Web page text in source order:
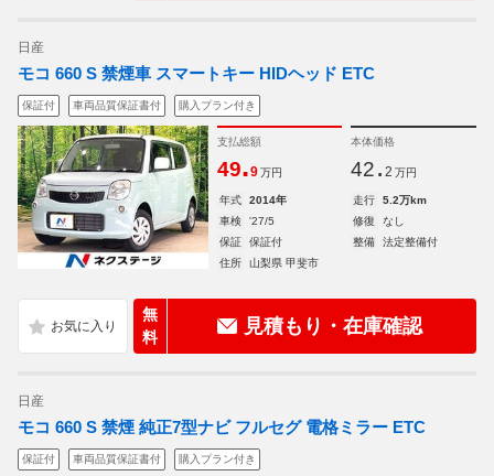
日産
モコ 660 S 禁煙車 スマートキー HIDヘッド ETC
保証付 車両品質保証書付 購入プラン付き
支払総額
49.9 万円
本体価格
42. 2 万円
年式 2014年 走行
5.2万km
車検
'27/5 修復
なし
保証
保証付 整備
法定整備付
住所
山梨県 甲斐市
無
料
見積もり・在庫確認
日産
モコ 660 S 禁煙 純正7型ナビ フルセグ 電格ミラー ETC
保証付 車両品質保証書付 購入プラン付き